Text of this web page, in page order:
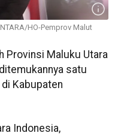
HO-Pemprov Malut
Provinsi Maluku Utara
satu
Kabupaten
Indonesia,